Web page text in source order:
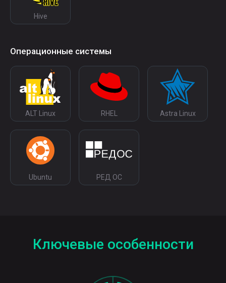
Hive
Операционные системы
ALT Linux RHEL Astra Linux
Ubuntu РЕД ОС
Ключевые особенности